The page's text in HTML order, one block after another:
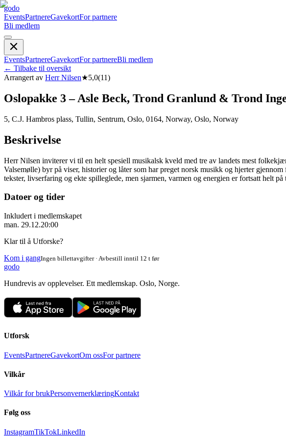
godo
EventsPartnereGavekortFor partnere
Bli medlem
EventsPartnereGavekortFor partnereBli medlem
← Tilbake til oversikt
Arrangert av Herr Nilsen★5,0(11)
Oslopakke 3 – Asle Beck, Trond Granlund & Trond
5, C.J. Hambros plass, Tullin, Sentrum, Oslo, 0164, Norway, Oslo, Norway
Beskrivelse
Herr Nilsen inviterer vi til en helt spesiell musikalsk kveld med tre av landets mest
Valsemølle) byr på viser, historier og låter som har preget norsk musikk og hjerter
tekster, livserfaring og ekte spilleglede, men sjarmen, varmen og energien er fortsatt helt
Datoer og tider
Inkludert i medlemskapet
man. 29.12.20:00
Klar til å Utforske?
Kom i gangIngen billettavgifter · Avbestill inntil 12 t før
godo
Hundrevis av opplevelser. Ett medlemskap. Oslo, Norge.
Utforsk
EventsPartnereGavekortOm ossFor partnere
Vilkår
Vilkår for brukPersonvernerklæringKontakt
Følg oss
InstagramTikTokLinkedIn